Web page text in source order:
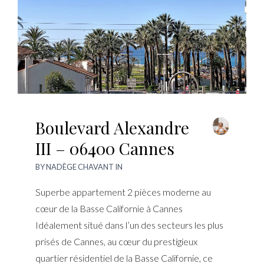
Boulevard Alexandre
III – 06400 Cannes
BYNADÈGE CHAVANT IN
Superbe appartement 2 pièces moderne au
cœur de la Basse Californie à Cannes
Idéalement situé dans l’un des secteurs les plus
prisés de Cannes, au cœur du prestigieux
quartier résidentiel de la Basse Californie, ce